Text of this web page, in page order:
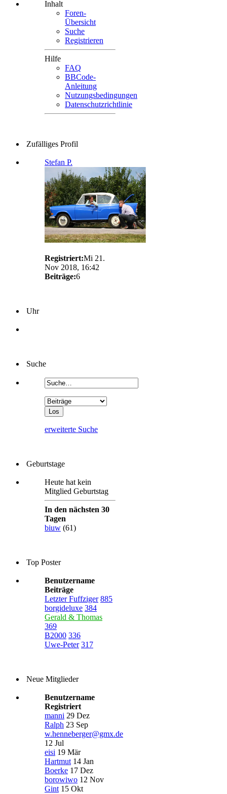
Inhalt
Foren-
Übersicht
Suche
Registrieren
Hilfe
FAQ
BBCode-
Anleitung
Nutzungsbedingungen
Datenschutzrichtlinie
Zufälliges Profil
Stefan P.
Registriert:Mi 21.
Nov 2018, 16:42
Beiträge:6
Uhr
Suche
erweiterte Suche
Geburtstage
Heute hat kein
Mitglied Geburtstag
In den nächsten 30
Tagen
biuw (61)
Top Poster
Benutzername
Beiträge
Letzter Fuffziger 885
borgideluxe 384
Gerald & Thomas
369
B2000 336
Uwe-Peter 317
Neue Mitglieder
Benutzername
Registriert
manni 29 Dez
Ralph 23 Sep
w.henneberger@gmx.de
12 Jul
eisi 19 Mär
Hartmut 14 Jan
Boerke 17 Dez
borowiwo 12 Nov
Gint 15 Okt